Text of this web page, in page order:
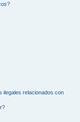
ilegales relacionados con